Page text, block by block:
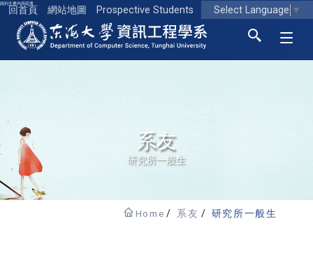
跳到主要內容區塊
回首頁 網站地圖 Prospective Students Select Language ▼
東海大學logo
系友
研究所一般生
Home 系友 研究所一般生